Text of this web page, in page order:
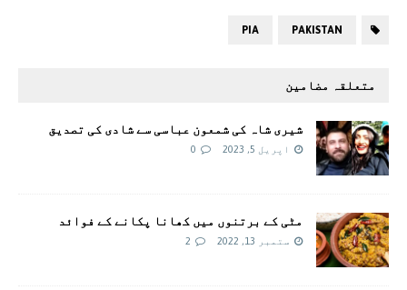
PAKISTAN
PIA
متعلقہ مضامین
شیری شاہ کی شمعون عباسی سے شادی کی تصدیق
اپریل 5, 2023 0
مٹی کے برتنوں میں کھانا پکانے کے فوائد
ستمبر 13, 2022 2